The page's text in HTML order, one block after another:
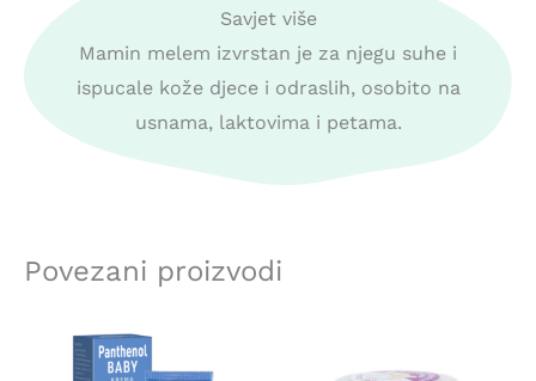
Savjet više
Mamin melem izvrstan je za njegu suhe i
ispucale kože djece i odraslih, osobito na
usnama, laktovima i petama.
Povezani proizvodi